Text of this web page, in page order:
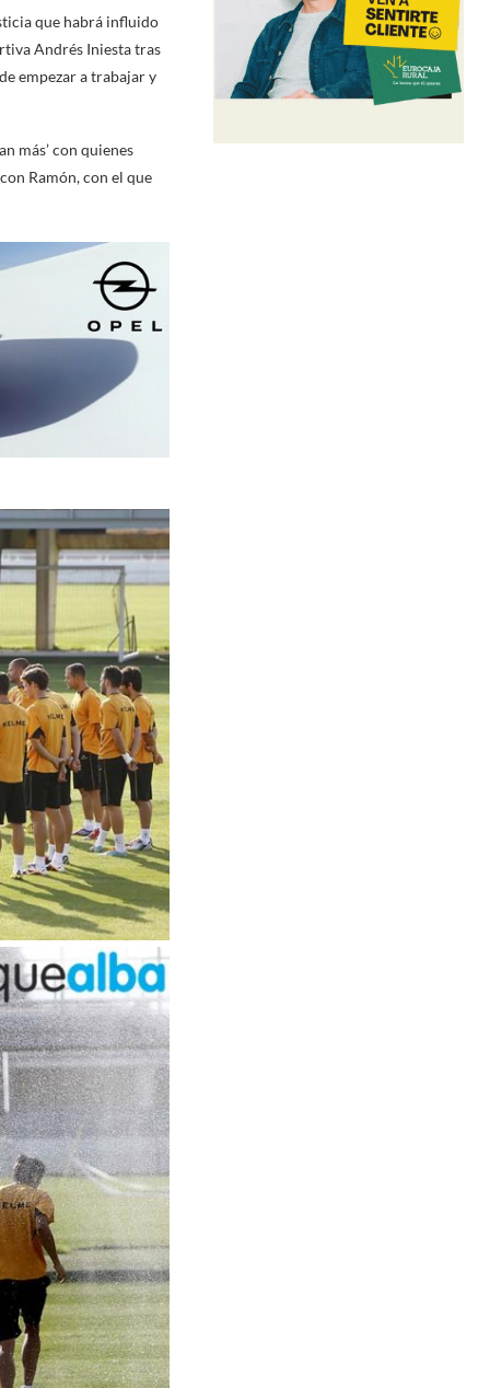
que habrá influido
Andrés Iniesta tras
empezar a trabajar y
más’ con quienes
Ramón, con el que